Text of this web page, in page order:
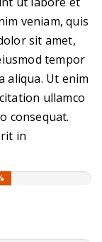
veniam, quis
sit amet,
tempor
aliqua. Ut enim
ullamco
consequat.
in